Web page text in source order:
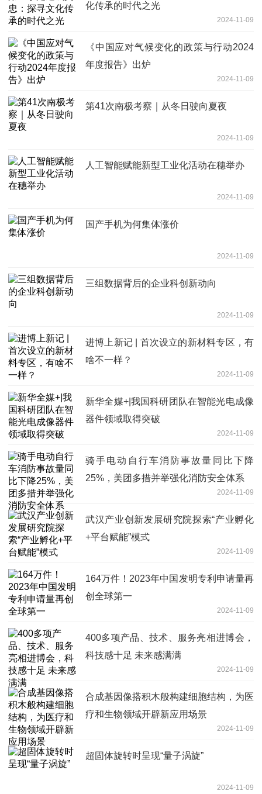
化传承的时代之光
2024-11-09
《中国应对气候变化的政策与行动2024
年度报告》出炉
2024-11-09
第41次南极考察｜从冬日驶向夏夜
2024-11-09
人工智能赋能新型工业化活动在穗举办
2024-11-09
国产手机为何集体涨价
2024-11-09
三组数据背后的企业科创新动向
2024-11-09
进博上新记 | 首次设立的新材料专区，有
啥不一样？
2024-11-09
新华全媒+|我国科研团队在智能光电成像
器件领域取得突破
2024-11-09
骑手电动自行车消防事故量同比下降
25%，美团多措并举强化消防安全体系
2024-11-09
武汉产业创新发展研究院探索“产业孵化
+平台赋能”模式
2024-11-09
164万件！2023年中国发明专利申请量再
创全球第一
2024-11-09
400多项产品、技术、服务亮相进博会，
科技感十足 未来感满满
2024-11-09
合成基因像搭积木般构建细胞结构，为医
疗和生物领域开辟新应用场景
2024-11-09
超固体旋转时呈现“量子涡旋”
2024-11-09